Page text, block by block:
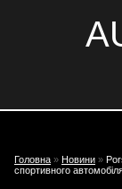
Головна » Новини »
спортивного